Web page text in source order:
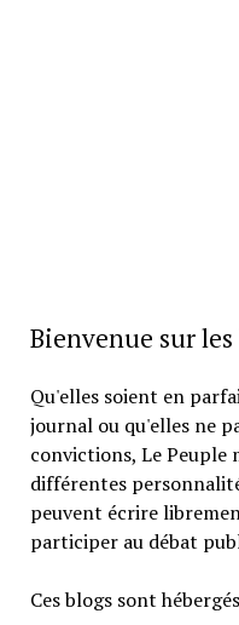
Bienvenue sur
Qu'elles soient en
journal ou qu'elles ne
convictions, Le Peuple
différentes
peuvent écrire
participer au débat
Ces blogs sont